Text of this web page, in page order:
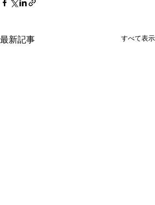
最新記事 すべて表示